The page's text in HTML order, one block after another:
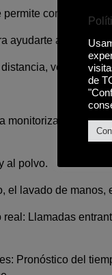
conocer bien
ayudarte a hacer
velocidad y
monitorización del
al polvo.
el lavado de
Llamadas
Pronóstico del
de